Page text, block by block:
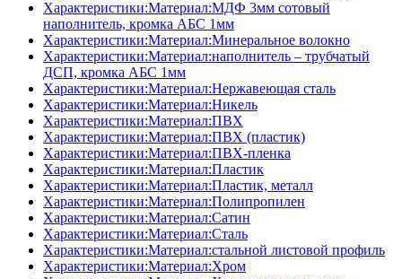
Характеристики:Материал:МДФ 3мм сотовый
наполнитель, кромка AБC 1мм
Характеристики:Материал:Минеральное волокно
Характеристики:Материал:наполнитель – трубчатый
ДСП, кромка AБC 1мм
Характеристики:Материал:Нержавеющая сталь
Характеристики:Материал:Никель
Характеристики:Материал:ПВХ
Характеристики:Материал:ПВХ (пластик)
Характеристики:Материал:ПВХ-пленка
Характеристики:Материал:Пластик
Характеристики:Материал:Пластик, металл
Характеристики:Материал:Полипропилен
Характеристики:Материал:Сатин
Характеристики:Материал:Сталь
Характеристики:Материал:стальной листовой профиль
Характеристики:Материал:Хром